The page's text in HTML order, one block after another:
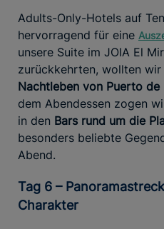
Adults-Only-Hotels auf
hervorragend für eine
unsere Suite im JOIA El
zurückkehrten, wollten wir
Nachtleben von Puerto de
dem Abendessen zogen
in den Bars rund um die
besonders beliebte
Abend.
Tag 6 – Panoramastrecken und Dörfer mit
Charakter